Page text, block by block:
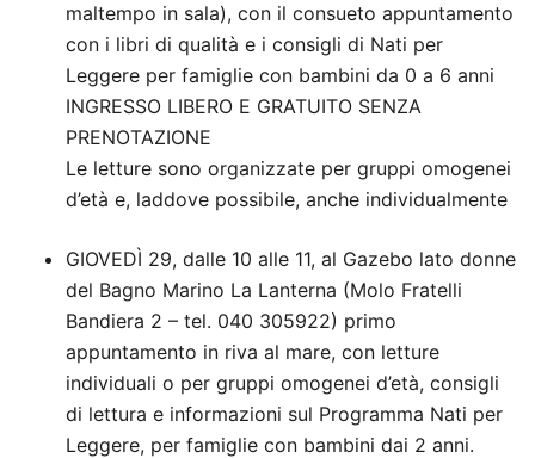
maltempo in sala), con il consueto appuntamento
con i libri di qualità e i consigli di Nati per
Leggere per famiglie con bambini da 0 a 6 anni
INGRESSO LIBERO E GRATUITO SENZA
PRENOTAZIONE
Le letture sono organizzate per gruppi omogenei
d’età e, laddove possibile, anche individualmente
GIOVEDÌ 29, dalle 10 alle 11, al Gazebo lato donne
del Bagno Marino La Lanterna (Molo Fratelli
Bandiera 2 – tel. 040 305922) primo
appuntamento in riva al mare, con letture
individuali o per gruppi omogenei d’età, consigli
di lettura e informazioni sul Programma Nati per
Leggere, per famiglie con bambini dai 2 anni.